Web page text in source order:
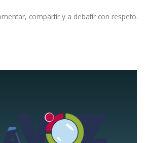
compartir y a debatir con respeto.